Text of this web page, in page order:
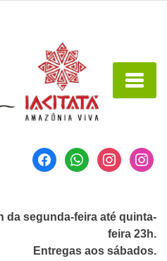
da segunda-feira até quinta-
feira 23h.
Entregas aos sábados.